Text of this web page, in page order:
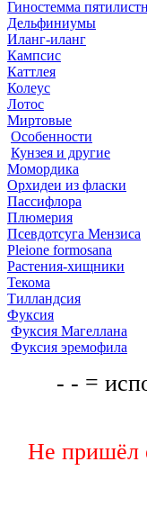
Гиностемма
Дельфиниумы
Иланг-иланг
Кампсис
Каттлея
Колеус
Лотос
Миртовые
Особенности
Кунзея и другие
Момордика
Орхидеи из фласки
Пассифлора
Плюмерия
Псевдотсуга Мензиса
Pleione formosana
Растения-хищники
Текома
Тилландсия
Фуксия
Фуксия Магеллана
Фуксия эремофила
- - =
Не пришёл